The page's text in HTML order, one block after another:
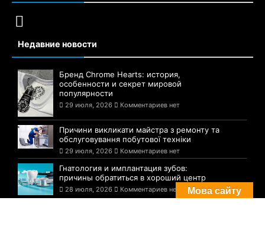
Недавние новости
Бренд Chrome Hearts: история,
особенности и секрет мировой
популярности
29 июля, 2026 Комментариев нет
Причини викликати майстра з ремонту та
обслуговування побутової техніки
29 июля, 2026 Комментариев нет
Гнатология и имплантация зубов:
причины обратиться в хороший центр
28 июля, 2026 Комментариев нет Мова сайту